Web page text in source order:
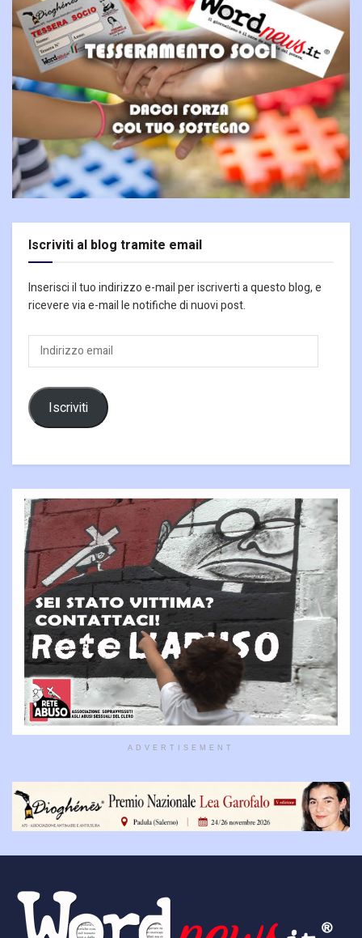
Iscriviti al blog tramite email
Inserisci il tuo indirizzo e-mail per iscriverti a questo blog, e
ricevere via e-mail le notifiche di nuovi post.
Indirizzo
email
Iscriviti
ADVERTISEMENT